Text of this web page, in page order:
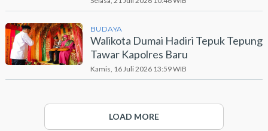
BUDAYA
Walikota Dumai Hadiri Tepuk Tepung
Tawar Kapolres Baru
Kamis, 16 Juli 2026 13:59 WIB
LOAD MORE